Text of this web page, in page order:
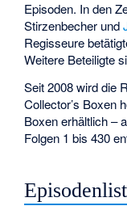
Episoden. In den
Stirzenbecher und
Regisseure
Weitere Beteiligte
Seit 2008 wird die
Collector’s Boxen
Boxen erhältlich –
Folgen 1 bis 430